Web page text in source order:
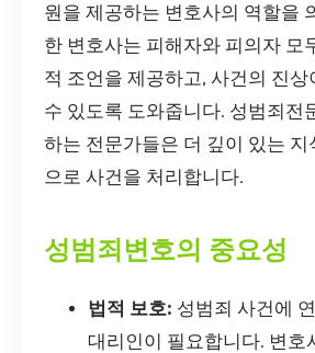
원을 제공하는 변호사의 역할을
한 변호사는 피해자와 피의자 모
적 조언을 제공하고, 사건의 진상
수 있도록 도와줍니다. 성범죄전
하는 전문가들은 더 깊이 있는
으로 사건을 처리합니다.
성범죄변호의 중요성
법적 보호: 성범죄 사건에
대리인이 필요합니다. 변호